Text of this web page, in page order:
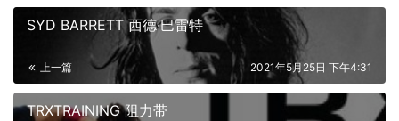
SYD BARRETT 西德·巴雷特
上一篇 2021年5月25日 下午4:31
TRXTRAINING 阻力带